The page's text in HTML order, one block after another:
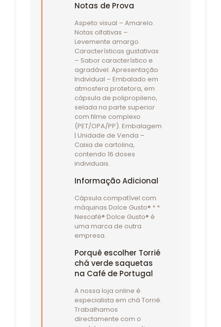
Notas de Prova
Aspeto visual – Amarelo.
Notas olfativas –
Levemente amargo.
Características gustativas
– Sabor característico e
agradável. Apresentação
Individual – Embalado em
atmosfera protetora, em
cápsula de polipropileno,
selada na parte superior
com filme complexo
(PET/OPA/PP). Embalagem
| Unidade de Venda –
Caixa de cartolina,
contendo 16 doses
individuais.
Informação Adicional
Cápsula compatível com
máquinas Dolce Gusto® * *
Nescafé® Dolce Gusto® é
uma marca de outra
empresa.
Porquê escolher Torrié
chá verde saquetas
na Café de Portugal
A nossa loja online é
especialista em chá Torrié.
Trabalhamos
directamente com o